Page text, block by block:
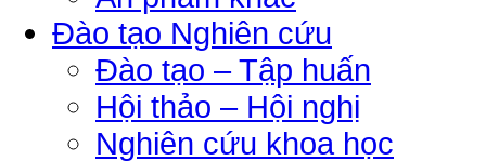
Đào tạo Nghiên cứu
Đào tạo – Tập huấn
Hội thảo – Hội nghị
Nghiên cứu khoa học